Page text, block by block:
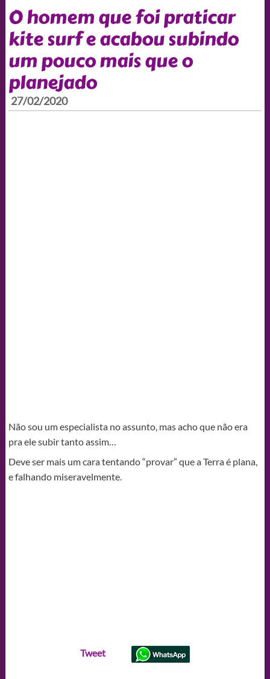
O homem que foi praticar
kite surf e acabou subindo
um pouco mais que o
planejado
27/02/2020
Não sou um especialista no assunto, mas acho que não era
pra ele subir tanto assim…
Deve ser mais um cara tentando “provar” que a Terra é plana,
e falhando miseravelmente.
Tweet